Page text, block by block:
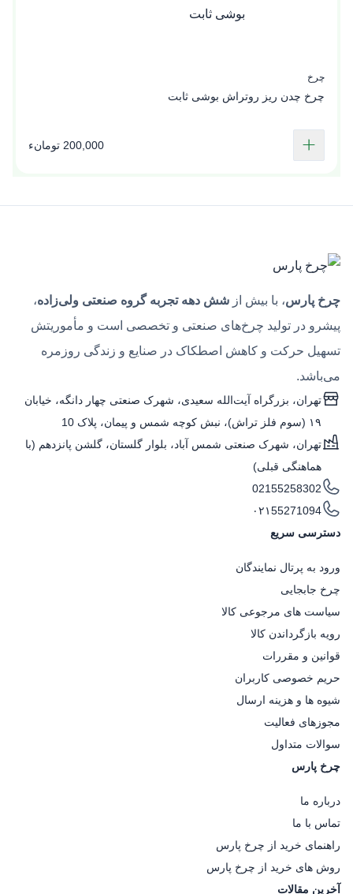
چرخ
چرخ چدن ریز روتراش بوشی ثابت
200,000 تومانء
چرخ پارس، با بیش از شش دهه تجربه گروه صنعتی ولی‌زاده،
پیشرو در تولید چرخ‌های صنعتی و تخصصی است و مأموریتش
تسهیل حرکت و کاهش اصطکاک در صنایع و زندگی روزمره
می‌باشد.
تهران، بزرگراه آیت‌الله سعیدی، شهرک صنعتی چهار دانگه، خیابان
۱۹ (سوم فلز تراش)، نبش کوچه شمس و پیمان، پلاک 10
تهران، شهرک صنعتی شمس آباد، بلوار گلستان، گلشن پانزدهم (با
هماهنگی قبلی)
02155258302
۰۲۱55271094
دسترسی سریع
ورود به پرتال نمایندگان
چرخ جابجایی
سیاست های مرجوعی کالا
رویه بازگرداندن کالا
قوانین و مقررات
حریم خصوصی کاربران
شیوه ها و هزینه ارسال
مجوزهای فعالیت
سوالات متداول
چرخ پارس
درباره ما
تماس با ما
راهنمای خرید از چرخ پارس
روش های خرید از چرخ پارس
آخرین مقالات